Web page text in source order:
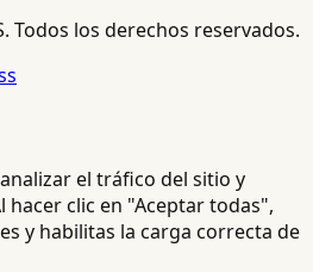
Todos los derechos reservados.
el tráfico del sitio y
hacer clic en "Aceptar todas",
y habilitas la carga correcta de